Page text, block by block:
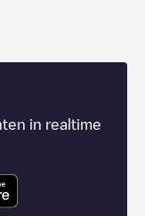
in realtime